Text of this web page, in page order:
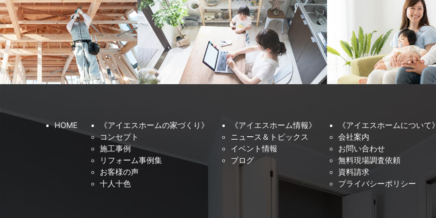
HOME
《アイエスホームの家づくり》
コンセプト
施工事例
リフォーム事例集
お客様の声
十人十色
《アイエスホーム情報》
ニュース＆トピックス
イベント情報
ブログ
《アイエスホームについて
会社案内
お問い合わせ
無料現場調査依頼
資料請求
プライバシーポリシー